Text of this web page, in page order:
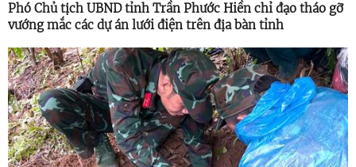
Phó Chủ tịch UBND tỉnh Trần Phước Hiền chỉ đạo tháo gỡ
vướng mắc các dự án lưới điện trên địa bàn tỉnh